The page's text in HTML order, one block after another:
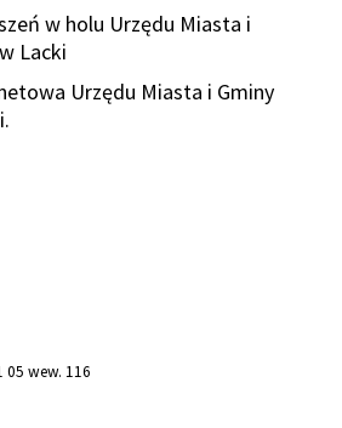
w holu Urzędu Miasta i
Lacki
Urzędu Miasta i Gminy
05 wew. 116